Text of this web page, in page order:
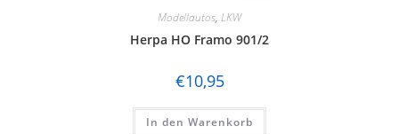
Modellautos, LKW
Herpa HO Framo 901/2
€10,95
In den Warenkorb